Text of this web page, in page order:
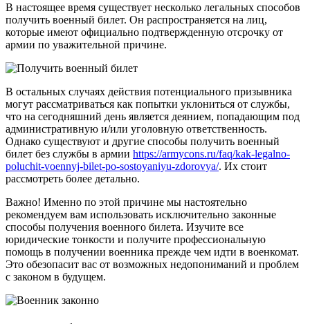
В настоящее время существует несколько легальных способов
получить военный билет. Он распространяется на лиц,
которые имеют официально подтвержденную отсрочку от
армии по уважительной причине.
В остальных случаях действия потенциального призывника
могут рассматриваться как попытки уклониться от службы,
что на сегодняшний день является деянием, попадающим под
административную и/или уголовную ответственность.
Однако существуют и другие способы получить военный
билет без службы в армии https://armycons.ru/faq/kak-legalno-
poluchit-voennyj-bilet-po-sostoyaniyu-zdorovya/. Их стоит
рассмотреть более детально.
Важно! Именно по этой причине мы настоятельно
рекомендуем вам использовать исключительно законные
способы получения военного билета. Изучите все
юридические тонкости и получите профессиональную
помощь в получении военника прежде чем идти в военкомат.
Это обезопасит вас от возможных недопониманий и проблем
с законом в будущем.